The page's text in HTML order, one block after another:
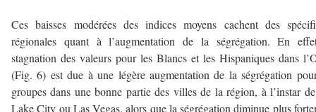
Ces baisses modérées des indices moyens cachent des
régionales quant à l’augmentation de la ségrégation. En
stagnation des valeurs pour les Blancs et les Hispaniques dans
(Fig. 6) est due à une légère augmentation de la ségrégation
groupes dans une bonne partie des villes de la région, à l’instar
Lake City ou Las Vegas, alors que la ségrégation diminue plus